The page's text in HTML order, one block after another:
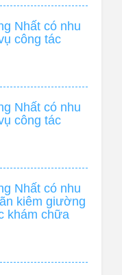
Nhất có nhu
công tác
Nhất có nhu
công tác
Nhất có nhu
kiêm giường
khám chữa